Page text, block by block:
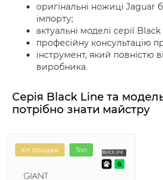
оригінальні ножиці Jaguar
імпорту;
актуальні моделі серії
професійну консультацію
інструмент, який повністю
виробника.
Серія Black Line та
потрібно знати майстру
Хіт продаж Топ